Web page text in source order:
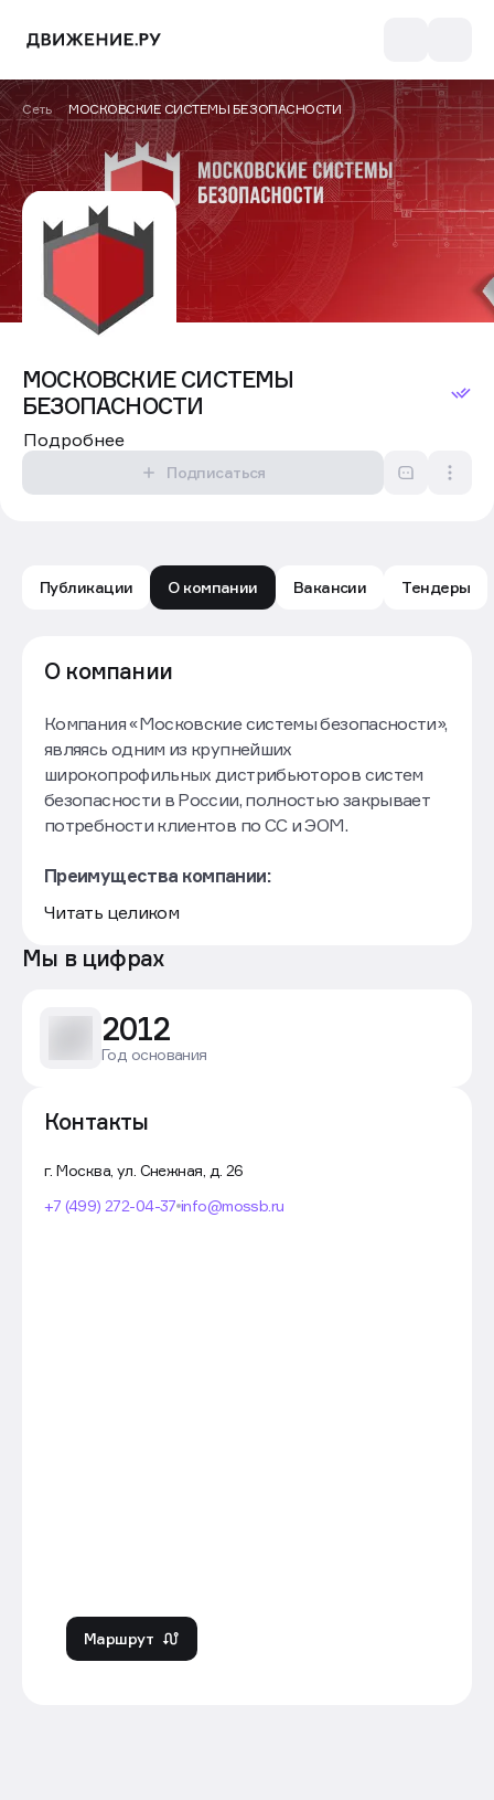
Сеть МОСКОВСКИЕ СИСТЕМЫ БЕЗОПАСНОСТИ
МОСКОВСКИЕ СИСТЕМЫ
БЕЗОПАСНОСТИ
Подробнее
Подписаться
Публикации О компании Вакансии Тендеры
О компании
Компания «Московские системы безопасности»,
являясь одним из крупнейших
широкопрофильных дистрибьюторов систем
безопасности в России, полностью закрывает
потребности клиентов по СС и ЭОМ.
Преимущества компании:
организаций «ПроектСтройСтандарт» (СРО)
и в реестр НОПРИЗ
Предоставляет бесплатное проектирование
СКС, пожаротушение, видеонаблюдение
Имеет офисы и склады в Москве и Санкт-
ключ» с гибкой ценовой политикой и
Читать целиком
Мы в цифрах
2012
Год основания
Контакты
г. Москва, ул. Снежная, д. 26
+7 (499) 272-04-37 info@mossb.ru
Маршрут